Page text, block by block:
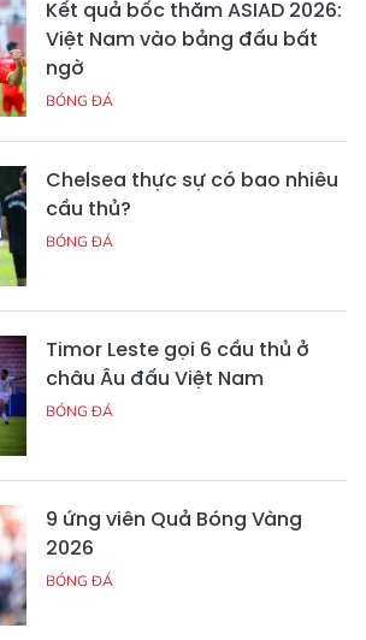
Kết quả bốc thăm ASIAD 2026:
Việt Nam vào bảng đấu bất
ngờ
BÓNG ĐÁ
Chelsea thực sự có bao nhiêu
cầu thủ?
BÓNG ĐÁ
Timor Leste gọi 6 cầu thủ ở
châu Âu đấu Việt Nam
BÓNG ĐÁ
9 ứng viên Quả Bóng Vàng
2026
BÓNG ĐÁ